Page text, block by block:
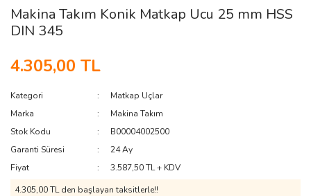
Makina Takım Konik Matkap Ucu 25 mm HSS
DIN 345
4.305,00 TL
Kategori
Matkap Uçlar
Marka
Makina Takım
Stok Kodu
B00004002500
Garanti Süresi
24 Ay
Fiyat
3.587,50 TL + KDV
4.305,00 TL den başlayan taksitlerle!!